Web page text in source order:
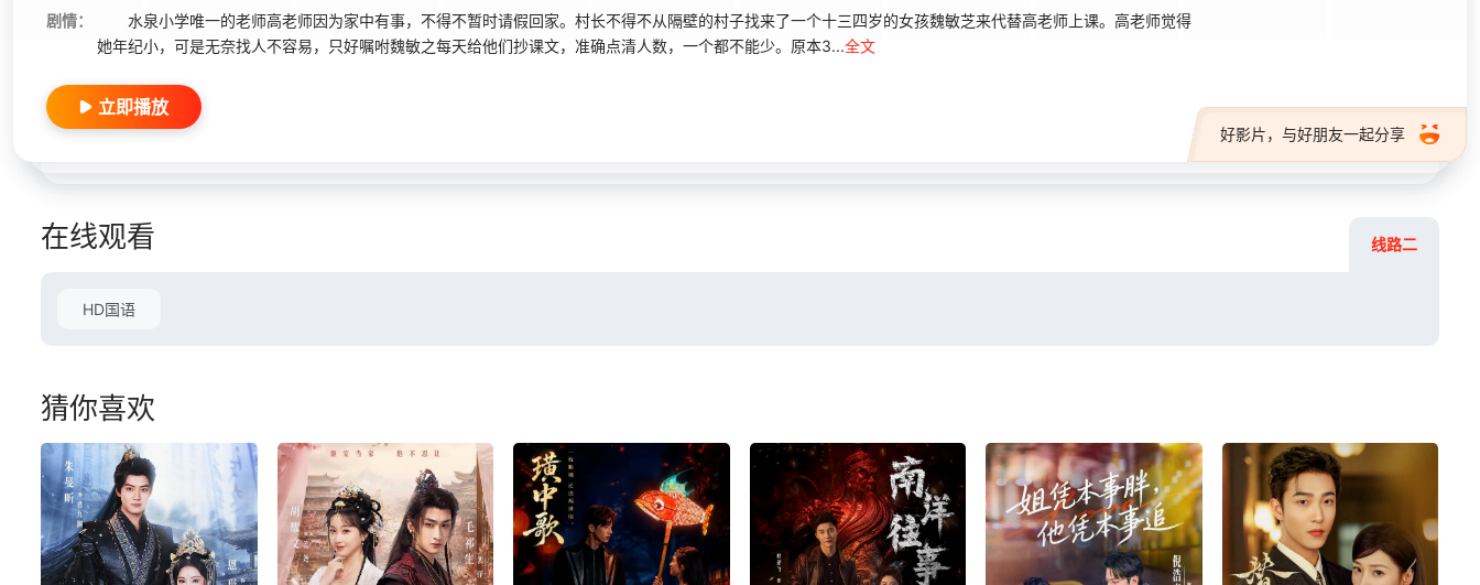
剧情：
水泉小学唯一的老师高老师因为家中有事，不得不暂时请假回家。村长不得不从隔壁的村子找来了一个十三四岁的女孩魏敏芝来代替高老师上课。高老师觉得
她年纪小，可是无奈找人不容易，只好嘱咐魏敏之每天给他们抄课文，准确点清人数，一个都不能少。原本3...全文
好影片，与好朋友一起分享
立即播放
在线观看 线路二
HD国语
猜你喜欢